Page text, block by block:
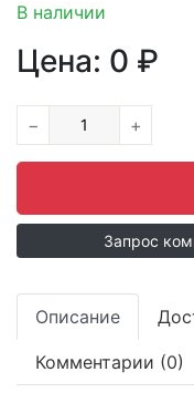
В наличии
Цена: 0 ₽
− +
Запрос
Описание
Комментарии (0)